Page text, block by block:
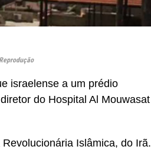
israelense a um prédio
do Hospital Al Mouwasat
Islâmica, do Irã.